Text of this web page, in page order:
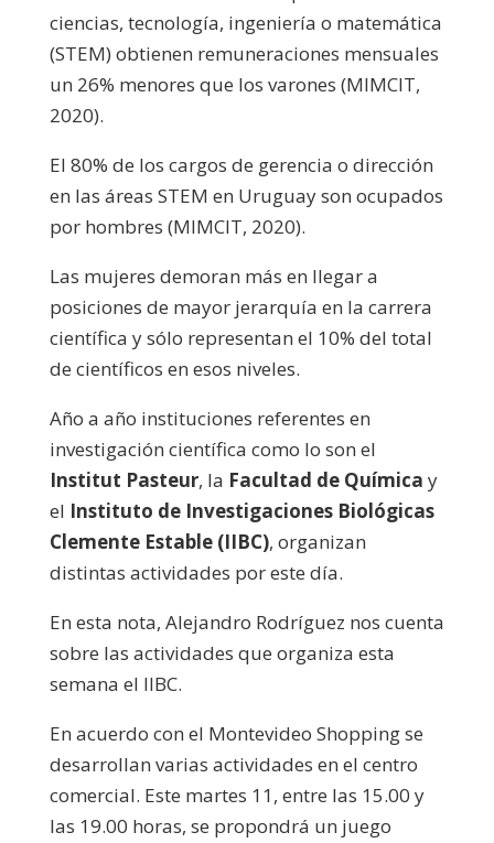
ciencias, tecnología, ingeniería o matemática
(STEM) obtienen remuneraciones mensuales
un 26% menores que los varones (MIMCIT,
2020).
El 80% de los cargos de gerencia o dirección
en las áreas STEM en Uruguay son ocupados
por hombres (MIMCIT, 2020).
Las mujeres demoran más en llegar a
posiciones de mayor jerarquía en la carrera
científica y sólo representan el 10% del total
de científicos en esos niveles.
Año a año instituciones referentes en
investigación científica como lo son el
Institut Pasteur, la Facultad de Química y
el Instituto de Investigaciones Biológicas
Clemente Estable (IIBC), organizan
distintas actividades por este día.
En esta nota, Alejandro Rodríguez nos cuenta
sobre las actividades que organiza esta
semana el IIBC.
En acuerdo con el Montevideo Shopping se
desarrollan varias actividades en el centro
comercial. Este martes 11, entre las 15.00 y
las 19.00 horas, se propondrá un juego